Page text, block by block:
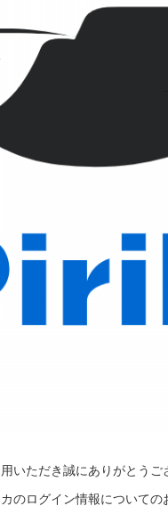
いただき誠にありがとうご
のログイン情報についての